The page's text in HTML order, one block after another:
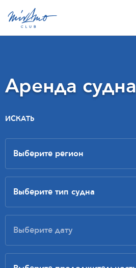
Аренда судна
ИСКАТЬ